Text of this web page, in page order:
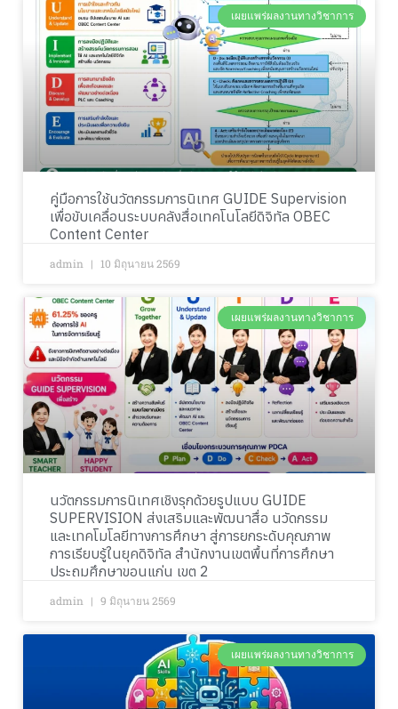
เผยแพร่ผลงานทางวิชาการ
คู่มือการใช้นวัตกรรมการนิเทศ GUIDE Supervision
เพื่อขับเคลื่อนระบบคลังสื่อเทคโนโลยีดิจิทัล OBEC
Content Center
admin 10 มิถุนายน 2569
เผยแพร่ผลงานทางวิชาการ
นวัตกรรมการนิเทศเชิงรุกด้วยรูปแบบ GUIDE
SUPERVISION ส่งเสริมและพัฒนาสื่อ นวัดกรรม
และเทคโมโลยีทางการศึกษา สู่การยกระดับคุณภาพ
การเรียบรู้ในยุคดิจิทัล สำนักงานเขตพื้นที่การศึกษา
ประถมศึกษาขอนแก่น เขต 2
admin 9 มิถุนายน 2569
เผยแพร่ผลงานทางวิชาการ